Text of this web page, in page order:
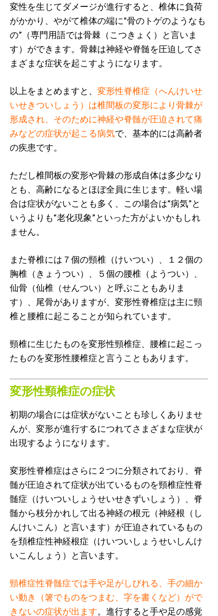
変性を生じてダメージが進行すると、椎体に負荷
がかかり、やがて椎体の端に“骨のトゲのようなも
の”（専門用語では骨棘（こつきょく）と言いま
す）ができます。骨棘は神経や脊髄を圧迫してさ
まざまな症状を起こすようになります。
以上をまとめますと、 変形性脊椎症（へんけいせ
いせきついしょう）は椎間板の変形により骨棘が
形成され、そのために神経や脊髄が圧迫されて痛
みなどの症状が起こる病気で、基本的には高齢者
の疾患です。
ただし椎間板の変形や骨棘の形成自体は多少なり
とも、高齢になるとほぼ全員に生じます。軽い場
合は症状がないことも多く、この場合は“病気”と
いうよりも“老化現象”といった方がよいかもしれ
ません。
また脊椎には７個の頸椎（けいつい）、１２個の
胸椎（きょうつい）、５個の腰椎（ようつい）、
仙骨（仙椎（せんつい）と呼ぶこともありま
す）、尾骨がありますが、変形性脊椎症は主に頸
椎と腰椎に起こることが知られています。
頸椎に生じたものを変形性頸椎症、腰椎に起こっ
たものを変形性腰椎症と言うこともあります。
変形性頸椎症の症状
初期の場合には症状がないことも珍しくありませ
んが、変形が進行するにつれてさまざまな症状が
出現するようになります。
変形性脊椎症はさらに２つに分類されており、脊
髄が圧迫されて症状が出ているものを頸椎症性脊
髄症（けいついしょうせいせきずいしょう）、脊
髄から枝分かれして出る神経の根元（神経根（し
んけいこん）と言います）が圧迫されているもの
を頚椎症性神経根症（けいついしょうせいしんけ
いこんしょう）と言います。
頸椎症性脊髄症では手や足がしびれる、手の細か
い動き（箸でものをつまむ、字を書くなど）がで
きないの症状が出ます。進行すると手や足の感覚